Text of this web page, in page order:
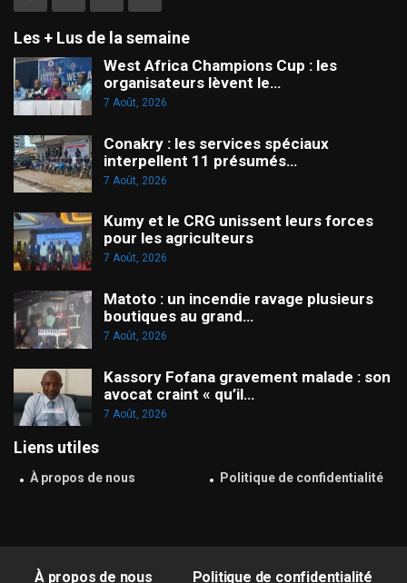
Les + Lus de la semaine
West Africa Champions Cup : les
organisateurs lèvent le…
7 Août, 2026
Conakry : les services spéciaux
interpellent 11 présumés…
7 Août, 2026
Kumy et le CRG unissent leurs forces
pour les agriculteurs
7 Août, 2026
Matoto : un incendie ravage plusieurs
boutiques au grand…
7 Août, 2026
Kassory Fofana gravement malade : son
avocat craint « qu’il…
7 Août, 2026
Liens utiles
À propos de nous Politique de confidentialité
À propos de nous Politique de confidentialité